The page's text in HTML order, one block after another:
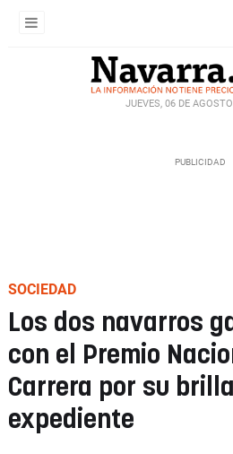
JUEVES, 06 DE
SOCIEDAD
Los dos navarros
con el Premio
Carrera por su
expediente